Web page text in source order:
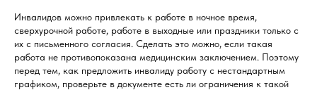
Инвалидов можно привлекать к работе в ночное время,
сверхурочной работе, работе в выходные или праздники только с
их с письменного согласия. Сделать это можно, если такая
работа не противопоказана медицинским заключением. Поэтому
перед тем, как предложить инвалиду работу с нестандартным
графиком, проверьте в документе есть ли ограничения к такой